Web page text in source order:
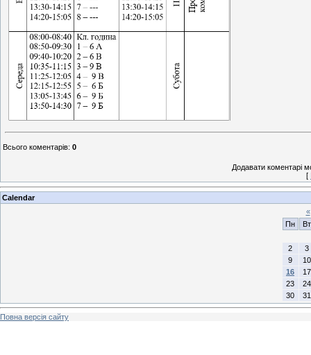
Всього коментарів: 0
Додавати коментарі
[
Calendar
«
Пн
Вт
2
3
9
10
16
17
23
24
30
31
Повна версія сайту